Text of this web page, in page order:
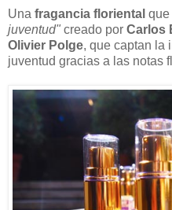
Una fragancia floriental que
juventud" creado por Carlos
Olivier Polge, que captan la
juventud gracias a las notas